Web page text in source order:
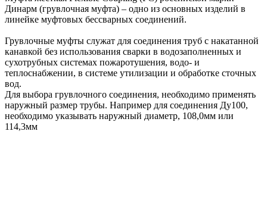
Динарм (грувлочная муфта) – одно из основных изделий в
линейке муфтовых бессварных соединений.
Грувлочные муфты служат для соединения труб с накатанной
канавкой без использования сварки в водозаполненных и
сухотрубных системах пожаротушения, водо- и
теплоснабжении, в системе утилизации и обработке сточных
вод.
Для выбора грувлочного соединения, необходимо применять
наружный размер трубы. Например для соединения Ду100,
необходимо указывать наружный диаметр, 108,0мм или
114,3мм